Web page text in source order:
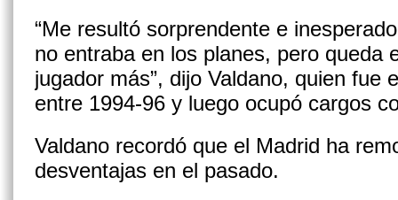
“Me resultó sorprendente e
no entraba en los planes, pero queda
jugador más”, dijo Valdano, quien fue
entre 1994-96 y luego ocupó cargos
Valdano recordó que el Madrid ha
desventajas en el pasado.